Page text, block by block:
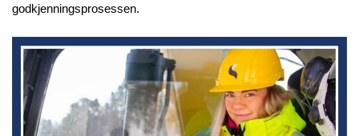
godkjenningsprosessen.